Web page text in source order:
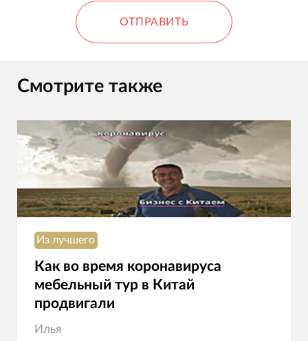
ОТПРАВИТЬ
Смотрите также
Из лучшего
Как во время коронавируса
мебельный тур в Китай
продвигали
Илья